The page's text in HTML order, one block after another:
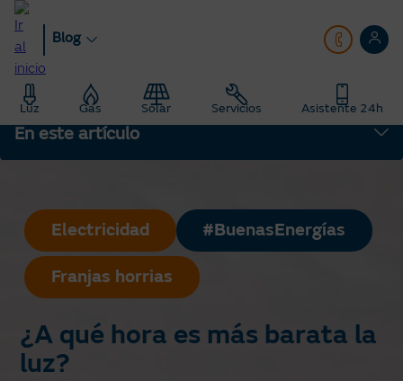
Pasar
contenido
principal
Blog
Luz Gas Solar Servicios Asistente 24h
Blog
Hogar
Consejos de Ahorro Energético para Empresas
¿A qué hora es más barata la luz?
Electricidad #BuenasEnergías
Franjas horrias
¿A qué hora es más barata la
luz?
En este artículo